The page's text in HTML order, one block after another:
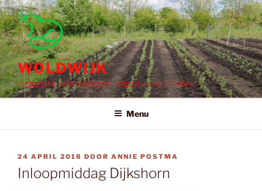
Ga
naar
de
inhoud
WOLDWIJK
coöperatie voor duurzame initiatieven in Ten Boer
Menu
GEPLAATST
OP
24 APRIL 2018 DOOR ANNIE POSTMA
Inloopmiddag Dijkshorn